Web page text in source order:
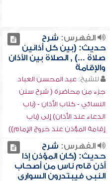
الفهرس: شرح
حديث: (بين كل أذانين
صلاة ...) , الصلاة بين الأذان
والإقامة
للشيخ: عبد المحسن العباد
جزء من محاضرة ( شرح سنن
النسائي - كتاب الأذان - (باب
الدعاء عند الأذان) إلى (باب
إقامة المؤذن عند خروج الإمام))
الفهرس: شرح
حديث: (كان المؤذن إذا
أذن قام ناس من أصحاب
النبي فيبتدرون السواري